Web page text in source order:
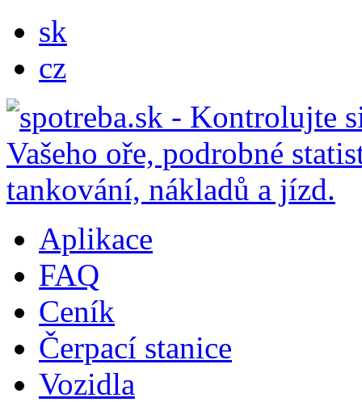
sk
cz
Aplikace
FAQ
Ceník
Čerpací stanice
Vozidla